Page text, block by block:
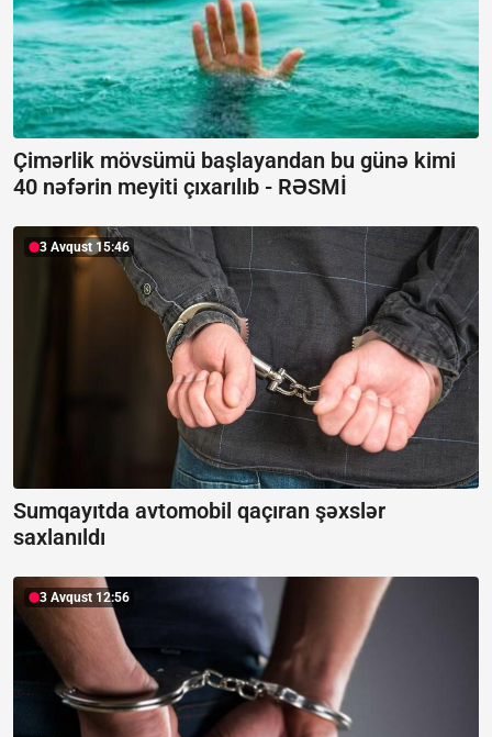
Çimərlik mövsümü başlayandan bu günə kimi
40 nəfərin meyiti çıxarılıb - RƏSMİ
3 Avqust 15:46
Sumqayıtda avtomobil qaçıran şəxslər
saxlanıldı
3 Avqust 12:56